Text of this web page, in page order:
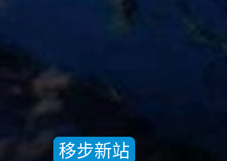
移步新站